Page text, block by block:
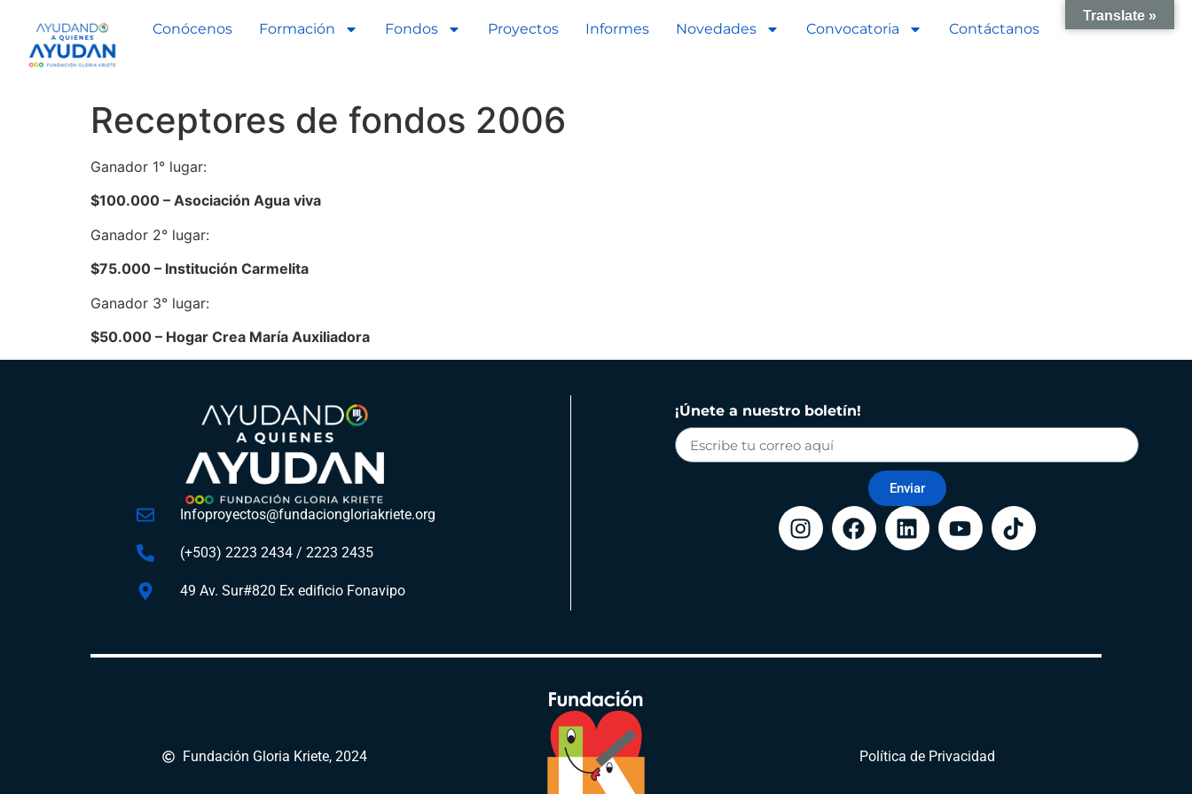
Conócenos Formación Fondos Proyectos Informes Novedades Convocatoria Contáctanos
Receptores de fondos 2006
Ganador 1° lugar:
$100.000 – Asociación Agua viva
Ganador 2° lugar:
$75.000 – Institución Carmelita
Ganador 3° lugar:
$50.000 – Hogar Crea María Auxiliadora
Infoproyectos@fundaciongloriakriete.org
(+503) 2223 2434 / 2223 2435
49 Av. Sur#820 Ex edificio Fonavipo
¡Únete a nuestro boletín!
Enviar
Fundación Gloria Kriete, 2024 Política de Privacidad
Translate »